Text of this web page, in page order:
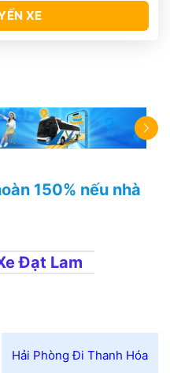
XE
150% nếu nhà
Đạt Lam
Hải Phòng Đi Thanh Hóa